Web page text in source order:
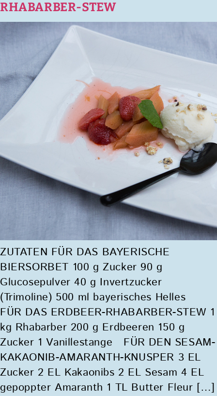
RHABARBER-STEW
ZUTATEN FÜR DAS BAYERISCHE
BIERSORBET 100 g Zucker 90 g
Glucosepulver 40 g Invertzucker
(Trimoline) 500 ml bayerisches Helles
FÜR DAS ERDBEER-RHABARBER-STEW 1
kg Rhabarber 200 g Erdbeeren 150 g
Zucker 1 Vanillestange FÜR DEN SESAM-
KAKAONIB-AMARANTH-KNUSPER 3 EL
Zucker 2 EL Kakaonibs 2 EL Sesam 4 EL
gepoppter Amaranth 1 TL Butter Fleur […]